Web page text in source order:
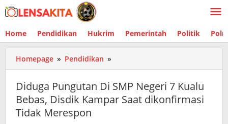
Lewati
ke
Home Pendidikan Hukrim Pemerintah Politik
Homepage » Pendidikan »
Pungutan
SMP
Negeri
Diduga Pungutan Di SMP Negeri 7 Kualu
Bebas, Disdik Kampar Saat dikonfirmasi
Tidak Merespon